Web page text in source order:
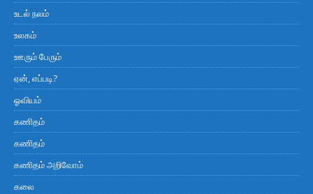
உடல் நலம்
உலகம்
ஊரும் பேரும்
ஏன், எப்படி?
ஓவியம்
கணிதம்
கணிதம்
கணிதம் அறிவோம்
கலை